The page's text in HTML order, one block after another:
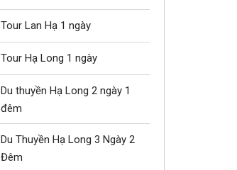
Tour Lan Hạ 1 ngày
Tour Hạ Long 1 ngày
Du thuyền Hạ Long 2 ngày 1
đêm
Du Thuyền Hạ Long 3 Ngày 2
Đêm